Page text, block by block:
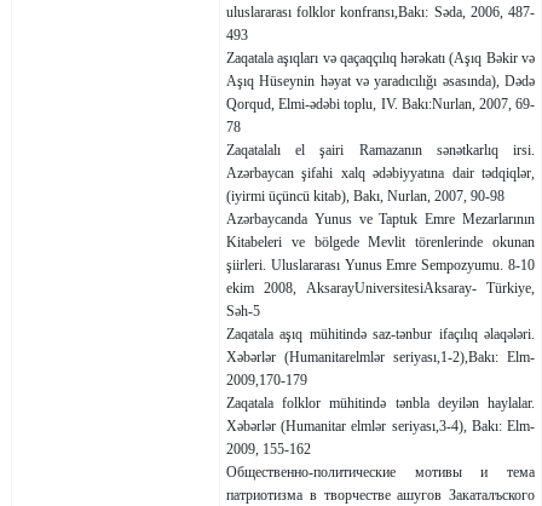
uluslararası folklor konfransı,Bakı: Səda, 2006, 487-
493
Zaqatala aşıqları və qaçaqçılıq hərəkatı (Aşıq Bəkir və
Aşıq Hüseynin həyat və yaradıcılığı əsasında), Dədə
Qorqud, Elmi-ədəbi toplu, IV. Bakı:Nurlan, 2007, 69-
78
Zaqatalalı el şairi Ramazanın sənətkarlıq irsi.
Azərbaycan şifahi xalq ədəbiyyatına dair tədqiqlər,
(iyirmi üçüncü kitab), Bakı, Nurlan, 2007, 90-98
Azərbaycanda Yunus ve Tap­tuk­ Emre Mezarlarının
Kita­be­le­ri ve bölgede Mevlit törenlerin­de okunan
şiirleri. Uluslararası Yunus Emre Sem­po­z­yu­mu. 8-10
ekim 2008, AksarayUniversitesiAksaray- Türkiye,
Səh-5
Zaqatala aşıq mühitində saz-tənbur ifaçılıq əlaqələri.
Xəbərlər (Humanitarelmlər seriyası,1-2),Bakı: Elm-
2009,170-179
Zaqatala folklor mühitində tən­b­la deyilən haylalar.
Xəbərlər (Humanitar elmlər seriyası,3-4), Bakı: Elm-
2009, 155-162
Общественно-политические мо­ти­вы и тема
патриотизма в твор­честве ашугов Зака­тал­ъ­с­ко­го